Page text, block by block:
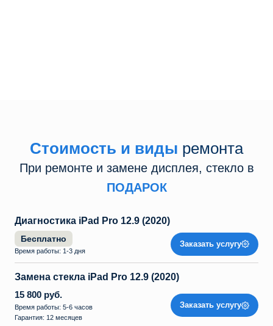
Стоимость и виды ремонта
При ремонте и замене дисплея, стекло в
ПОДАРОК
Диагностика iPad Pro 12.9 (2020)
Бесплатно
Время работы: 1-3 дня
Заказать услугу
Замена стекла iPad Pro 12.9 (2020)
15 800 руб.
Время работы: 5-6 часов
Гарантия: 12 месяцев
Заказать услугу